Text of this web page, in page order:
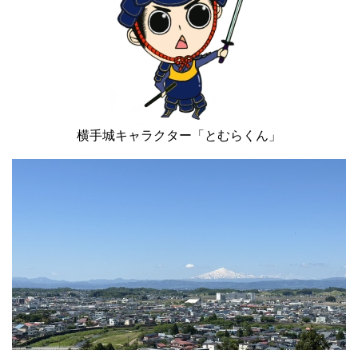
横手城キャラクター「とむらくん」